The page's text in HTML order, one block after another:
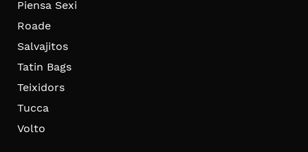
Piensa Sexi
Roade
Salvajitos
Tatin Bags
Teixidors
Tucca
Volto